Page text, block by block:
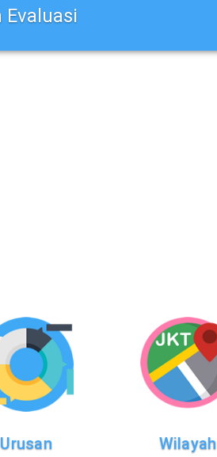
Urusan Wilayah